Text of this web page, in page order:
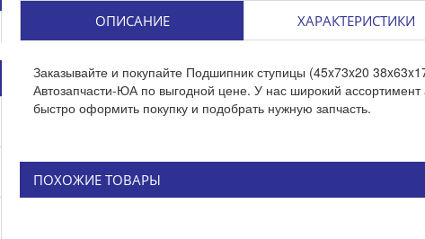
ОПИСАНИЕ ХАРАКТЕРИСТИКИ
Заказывайте и покупайте Подшипник ступицы (45x73x20
Автозапчасти-ЮА по выгодной цене. У нас широкий
быстро оформить покупку и подобрать нужную запчасть.
ПОХОЖИЕ ТОВАРЫ